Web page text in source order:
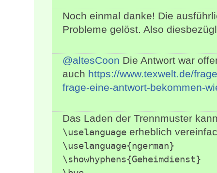
Noch einmal danke! Die
Probleme gelöst. Also
@altesCoon Die Antwort war
auch https://www.texwelt.de/
frage-eine-antwort-bekommen-
Das Laden der Trennmuster
\uselanguage erheblich
\uselanguage{ngerman}
\showhyphens{Geheimdienst}